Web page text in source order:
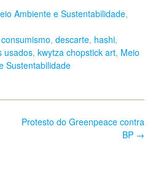
Ambiente e Sustentabilidade,
consumismo, descarte, hashi,
usados, kwytza chopstick art, Meio
Sustentabilidade
Protesto do Greenpeace contra
BP →